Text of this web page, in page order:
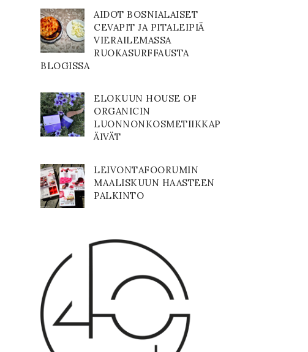
AIDOT BOSNIALAISET
CEVAPIT JA PITALEIPIÄ
VIERAILEMASSA
RUOKASURFFAUSTA
BLOGISSA
ELOKUUN HOUSE OF
ORGANICIN
LUONNONKOSMETIIKKAP
ÄIVÄT
LEIVONTAFOORUMIN
MAALISKUUN HAASTEEN
PALKINTO